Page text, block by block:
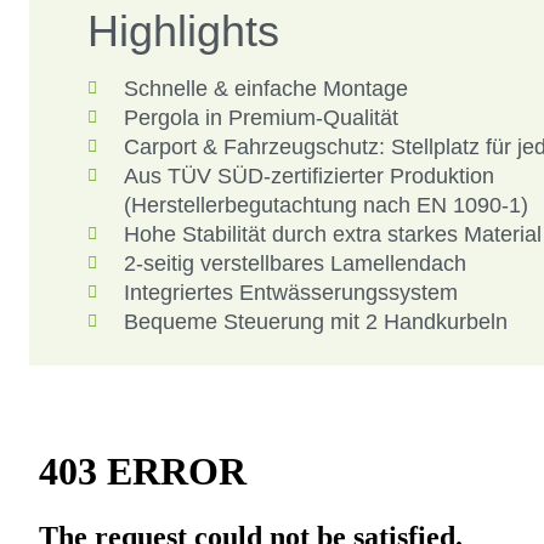
Highlights
Schnelle & einfache Montage
Pergola in Premium-Qualität
Carport & Fahrzeugschutz: Stellplatz für
Aus TÜV SÜD-zertifizierter Produktion
(Herstellerbegutachtung nach EN 1090-1)
Hohe Stabilität durch extra starkes Material
2-seitig verstellbares Lamellendach
Integriertes Entwässerungssystem
Bequeme Steuerung mit 2 Handkurbeln